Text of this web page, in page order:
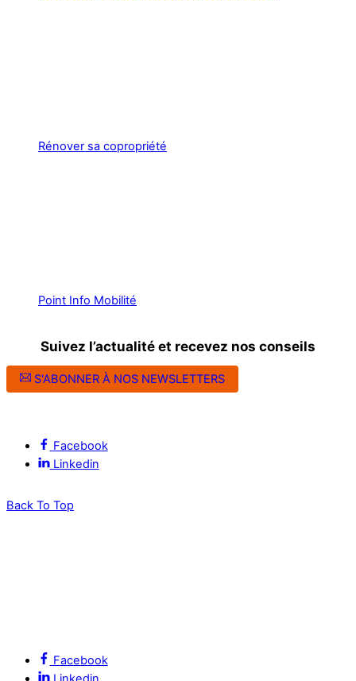
Rénover sa copropriété
Point Info Mobilité
Suivez l’actualité et recevez nos conseils
S'ABONNER À NOS NEWSLETTERS
Facebook
Linkedin
Back To Top
Facebook